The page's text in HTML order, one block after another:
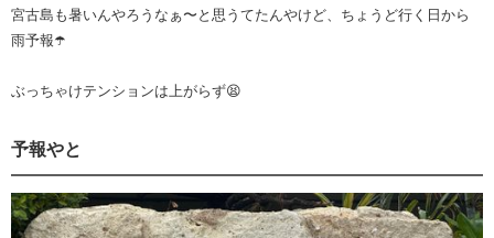
宮古島も暑いんやろうなぁ〜と思うてたんやけど、ちょうど行く日から
雨予報☂️
ぶっちゃけテンションは上がらず😫
予報やと